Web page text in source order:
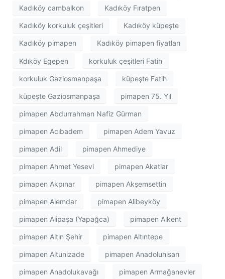
Kadıköy cambalkon Kadıköy Fıratpen
Kadıköy korkuluk çeşitleri Kadıköy küpeşte
Kadıköy pimapen Kadıköy pimapen fiyatları
Kdıköy Egepen korkuluk çeşitleri Fatih
korkuluk Gaziosmanpaşa küpeşte Fatih
küpeşte Gaziosmanpaşa pimapen 75. Yıl
pimapen Abdurrahman Nafiz Gürman
pimapen Acıbadem pimapen Adem Yavuz
pimapen Adil pimapen Ahmediye
pimapen Ahmet Yesevi pimapen Akatlar
pimapen Akpınar pimapen Akşemsettin
pimapen Alemdar pimapen Alibeyköy
pimapen Alipaşa (Yapağca) pimapen Alkent
pimapen Altın Şehir pimapen Altıntepe
pimapen Altunizade pimapen Anadoluhisarı
pimapen Anadolukavağı pimapen Armağanevler